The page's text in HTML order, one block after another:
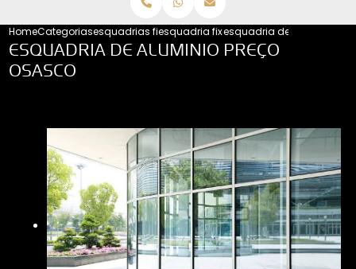
HomeCategoriasesquadrias fixasesquadria fixa sao paulo
esquadria de aluminio
ESQUADRIA DE ALUMINIO PREÇO
OSASCO